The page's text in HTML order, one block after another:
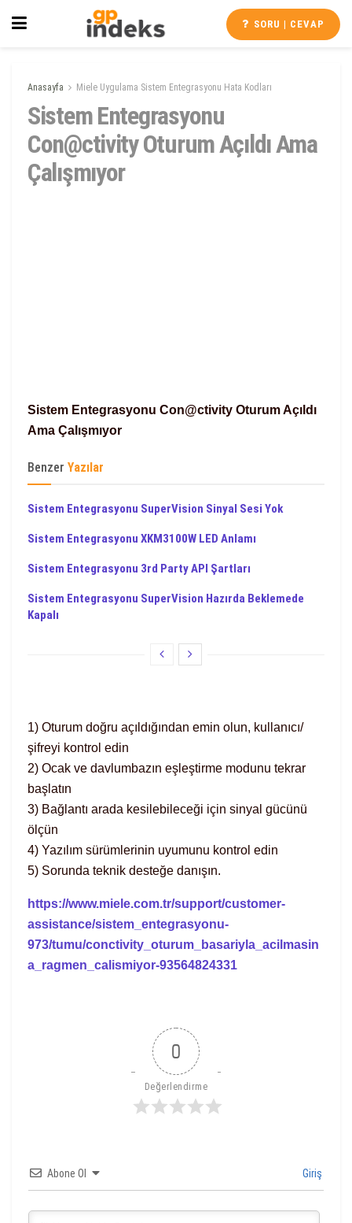
SORU | CEVAP
Anasayfa Miele Uygulama Sistem Entegrasyonu Hata Kodları
Sistem Entegrasyonu
Con@ctivity Oturum Açıldı Ama
Çalışmıyor
Sistem Entegrasyonu Con@ctivity Oturum Açıldı
Ama Çalışmıyor
Benzer Yazılar
Sistem Entegrasyonu SuperVision Sinyal Sesi Yok
Sistem Entegrasyonu XKM3100W LED Anlamı
Sistem Entegrasyonu 3rd Party API Şartları
Sistem Entegrasyonu SuperVision Hazırda Beklemede
Kapalı
1) Oturum doğru açıldığından emin olun, kullanıcı/
şifreyi kontrol edin
2) Ocak ve davlumbazın eşleştirme modunu tekrar
başlatın
3) Bağlantı arada kesilebileceği için sinyal gücünü
ölçün
4) Yazılım sürümlerinin uyumunu kontrol edin
5) Sorunda teknik desteğe danışın.
https://www.miele.com.tr/support/customer-
assistance/sistem_entegrasyonu-
973/tumu/conctivity_oturum_basariyla_acilmasin
a_ragmen_calismiyor-93564824331
0
Değerlendirme
Abone Ol Giriş